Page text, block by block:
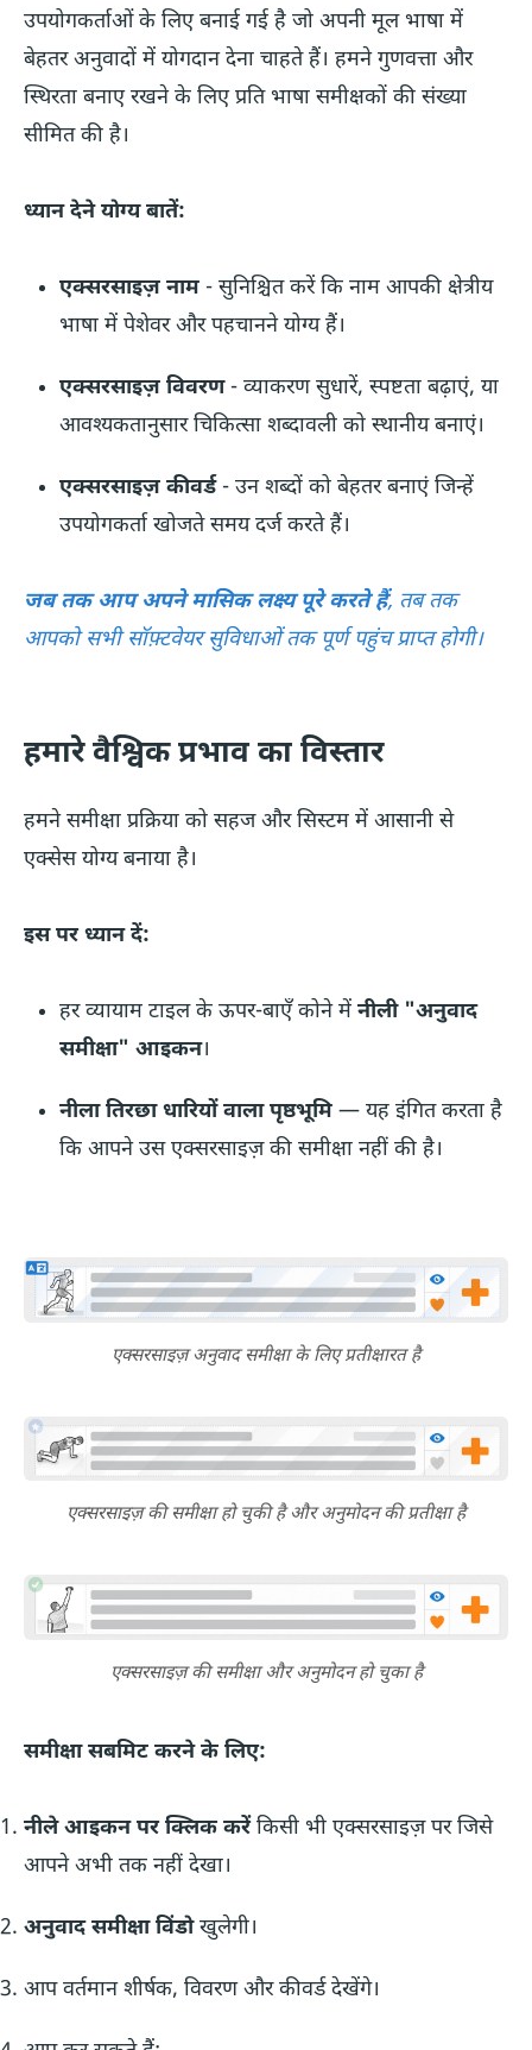
उपयोगकर्ताओं के लिए बनाई गई है जो अपनी मूल भाषा में
बेहतर अनुवादों में योगदान देना चाहते हैं। हमने गुणवत्ता और
स्थिरता बनाए रखने के लिए प्रति भाषा समीक्षकों की संख्या
सीमित की है।
ध्यान देने योग्य बातें:
एक्सरसाइज़ नाम - सुनिश्चित करें कि नाम आपकी क्षेत्रीय
भाषा में पेशेवर और पहचानने योग्य हैं।
एक्सरसाइज़ विवरण- व्याकरण सुधारें, स्पष्टता बढ़ाएं, या
आवश्यकतानुसार चिकित्सा शब्दावली को स्थानीय बनाएं।
एक्सरसाइज़ कीवर्ड- उन शब्दों को बेहतर बनाएं जिन्हें
उपयोगकर्ता खोजते समय दर्ज करते हैं।
जब तक आप अपने मासिक लक्ष्य पूरे करते हैं, तब तक
आपको सभी सॉफ़्टवेयर सुविधाओं तक पूर्ण पहुंच प्राप्त होगी।
हमारे वैश्विक प्रभाव का विस्तार
हमने समीक्षा प्रक्रिया को सहज और सिस्टम में आसानी से
एक्सेस योग्य बनाया है।
इस पर ध्यान दें:
हर व्यायाम टाइल के ऊपर-बाएँ कोने मेंनीली "अनुवाद
समीक्षा" आइकन।
नीला तिरछा धारियों वाला पृष्ठभूमि — यह इंगित करता है
कि आपने उस एक्सरसाइज़ की समीक्षा नहीं की है।
एक्सरसाइज़ अनुवाद समीक्षा के लिए प्रतीक्षारत है
एक्सरसाइज़ की समीक्षा हो चुकी है और अनुमोदन की प्रतीक्षा है
एक्सरसाइज़ की समीक्षा और अनुमोदन हो चुका है
समीक्षा सबमिट करने के लिए:
नीले आइकन पर क्लिक करेंकिसी भी एक्सरसाइज़ पर जिसे
आपने अभी तक नहीं देखा।
अनुवाद समीक्षा विंडोखुलेगी।
आप वर्तमान शीर्षक, विवरण और कीवर्ड देखेंगे।